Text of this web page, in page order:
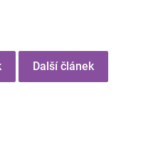
Další článek